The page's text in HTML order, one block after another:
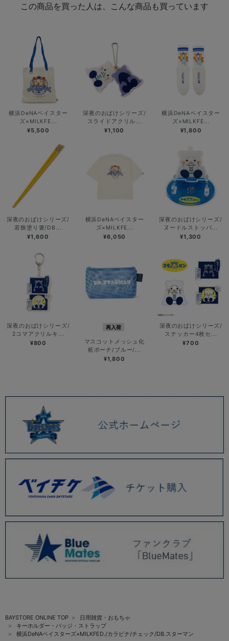
この商品を買った人は、こんな商品も買っています
横浜DeNAベイスター
ズ×MILKFE...
¥5,500
深夜のおばけシリーズ/
スライドアクリル...
¥1,100
横浜DeNAベイスター
ズ×MILKFE...
¥1,800
深夜のおばけシリーズ/
若狭塗り箸/DB...
¥1,600
横浜DeNAベイスター
ズ×MILKFE...
¥6,050
深夜のおばけシリーズ/
ヌードルストッパ...
¥1,300
深夜のおばけシリーズ/
2コマアクリルキ...
¥800
再入荷
マスコットメッシュ化
粧ポーチ/ブルー/...
¥1,800
深夜のおばけシリーズ/
ステッカー4枚セ...
¥700
BAYSTORE ONLINE TOP
日用雑貨・おもちゃ
キーホルダー・バッジ・ストラップ
横浜DeNAベイスターズ×MILKFED./カラビナ/チェック/DB.スターマン